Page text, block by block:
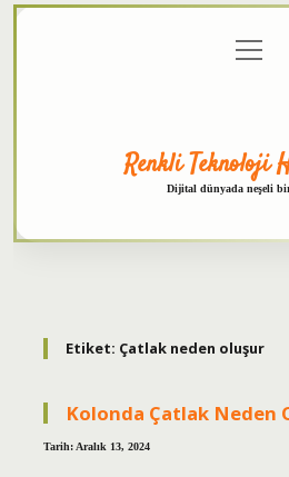
menüyü
aç
Renkli Teknoloji
Dijital dünyada neşeli
Etiket: Çatlak neden oluşur
Kolonda Çatlak Neden
Tarih: Aralık 13, 2024